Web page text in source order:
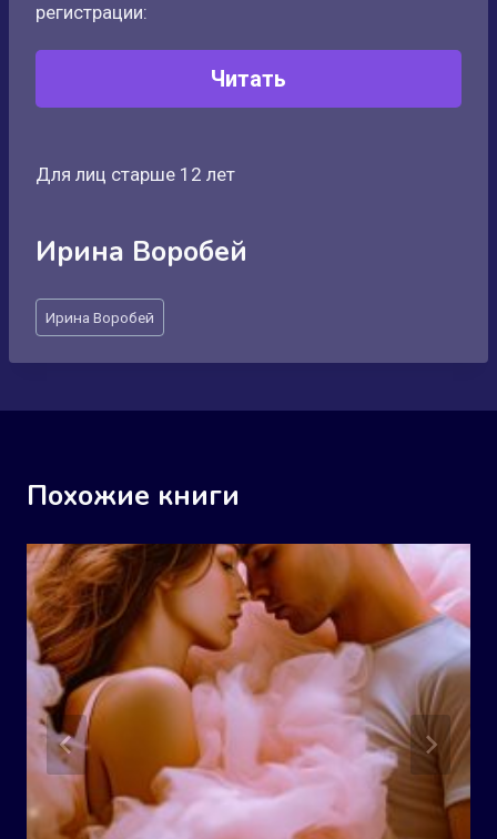
регистрации:
Читать
Для лиц старше 12 лет
Ирина Воробей
Метки
записи:
Ирина Воробей
Похожие книги